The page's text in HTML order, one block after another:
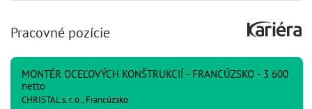
Pracovné pozície
MONTÉR OCEĽOVÝCH KONŠTRUKCIÍ - FRANCÚZSKO - 3 600
netto
CHRISTAL s. r. o., Francúzsko